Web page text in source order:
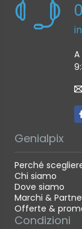
Genialpix
Perché
Chi siamo
Dove siamo
Marchi &
Offerte &
Condizioni